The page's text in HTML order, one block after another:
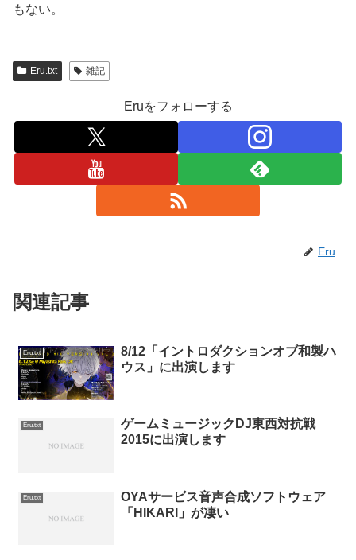
もない。
Eru.txt 雑記
Eruをフォローする
Eru
関連記事
Eru.txt
8/12「イントロダクションオブ和製ハ
ウス」に出演します
Eru.txt
ゲームミュージックDJ東西対抗戦
2015に出演します
Eru.txt
OYAサービス音声合成ソフトウェア
「HIKARI」が凄い